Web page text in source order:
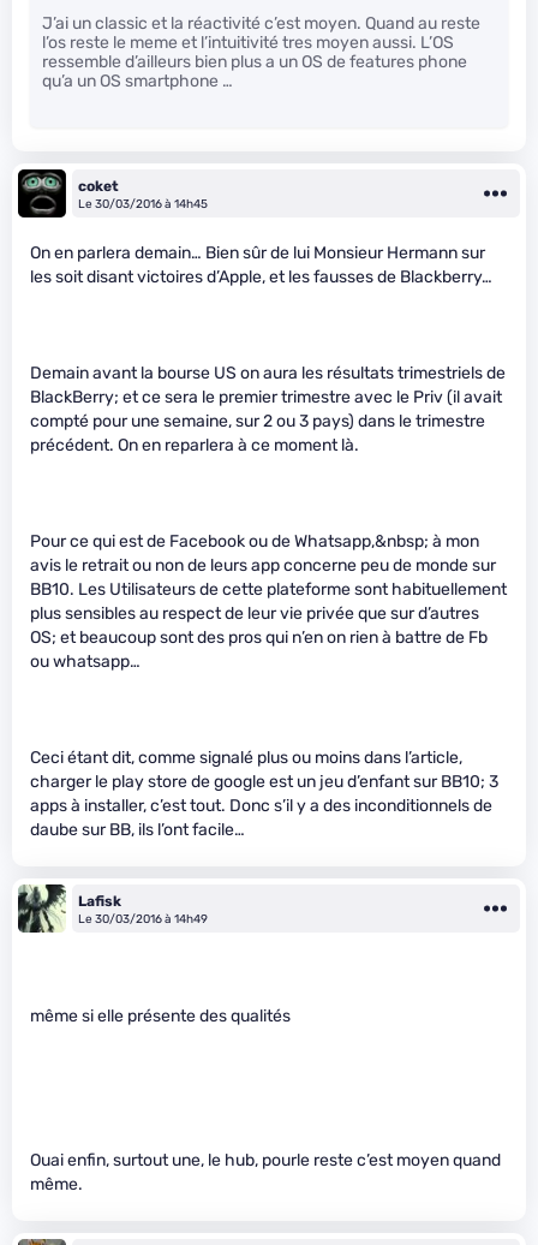
J’ai un classic et la réactivité c’est moyen. Quand au reste
l’os reste le meme et l’intuitivité tres moyen aussi. L’OS
ressemble d’ailleurs bien plus a un OS de features phone
qu’a un OS smartphone …
coket
Le 30/03/2016 à 14h45
On en parlera demain… Bien sûr de lui Monsieur Hermann sur
les soit disant victoires d’Apple, et les fausses de Blackberry…
Demain avant la bourse US on aura les résultats trimestriels de
BlackBerry; et ce sera le premier trimestre avec le Priv (il avait
compté pour une semaine, sur 2 ou 3 pays) dans le trimestre
précédent. On en reparlera à ce moment là.
Pour ce qui est de Facebook ou de Whatsapp,&nbsp; à mon
avis le retrait ou non de leurs app concerne peu de monde sur
BB10. Les Utilisateurs de cette plateforme sont habituellement
plus sensibles au respect de leur vie privée que sur d’autres
OS; et beaucoup sont des pros qui n’en on rien à battre de Fb
ou whatsapp…
Ceci étant dit, comme signalé plus ou moins dans l’article,
charger le play store de google est un jeu d’enfant sur BB10; 3
apps à installer, c’est tout. Donc s’il y a des inconditionnels de
daube sur BB, ils l’ont facile…
Lafisk
Le 30/03/2016 à 14h49
même si elle présente des qualités
Ouai enfin, surtout une, le hub, pourle reste c’est moyen quand
même.